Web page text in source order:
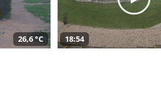
26,6 °C 18:54